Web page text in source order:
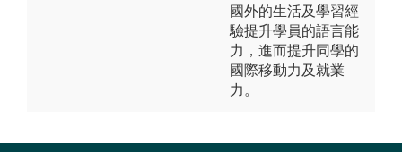
國外的生活及學習經
驗提升學員的語言能
力，進而提升同學的
國際移動力及就業
力。